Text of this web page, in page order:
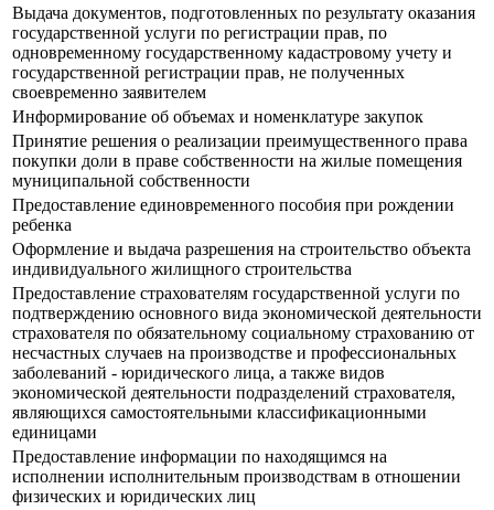
Выдача документов, подготовленных по результату оказания
государственной услуги по регистрации прав, по
одновременному государственному кадастровому учету и
государственной регистрации прав, не полученных
своевременно заявителем
Информирование об объемах и номенклатуре закупок
Принятие решения о реализации преимущественного права
покупки доли в праве собственности на жилые помещения
муниципальной собственности
Предоставление единовременного пособия при рождении
ребенка
Оформление и выдача разрешения на строительство объекта
индивидуального жилищного строительства
Предоставление страхователям государственной услуги по
подтверждению основного вида экономической деятельности
страхователя по обязательному социальному страхованию от
несчастных случаев на производстве и профессиональных
заболеваний - юридического лица, а также видов
экономической деятельности подразделений страхователя,
являющихся самостоятельными классификационными
единицами
Предоставление информации по находящимся на
исполнении исполнительным производствам в отношении
физических и юридических лиц